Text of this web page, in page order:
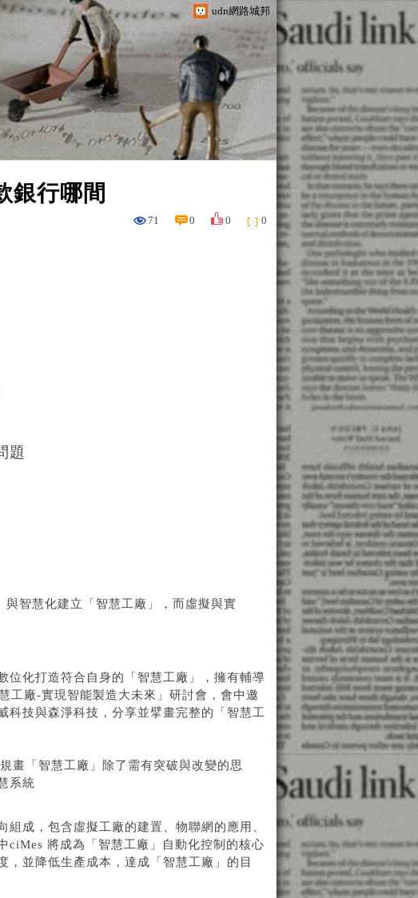
udn網路城邦
銀行哪間
71 0 0 0
題
與智慧化建立「智慧工廠」，而虛擬與實
位化打造符合自身的「智慧工廠」，擁有輔導
工廠-實現智能製造大未來」研討會，會中邀
科技與森淨科技，分享並擘畫完整的「智慧工
畫「智慧工廠」除了需有突破與改變的思
系統
成，包含虛擬工廠的建置、物聯網的應用、
ciMes 將成為「智慧工廠」自動化控制的核心
並降低生產成本，達成「智慧工廠」的目